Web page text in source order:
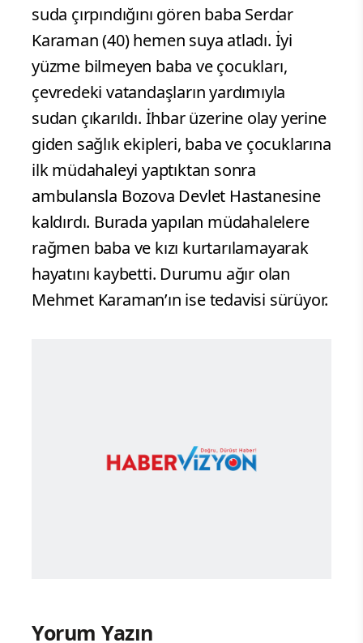
suda çırpındığını gören baba Serdar
Karaman (40) hemen suya atladı. İyi
yüzme bilmeyen baba ve çocukları,
çevredeki vatandaşların yardımıyla
sudan çıkarıldı. İhbar üzerine olay yerine
giden sağlık ekipleri, baba ve çocuklarına
ilk müdahaleyi yaptıktan sonra
ambulansla Bozova Devlet Hastanesine
kaldırdı. Burada yapılan müdahalelere
rağmen baba ve kızı kurtarılamayarak
hayatını kaybetti. Durumu ağır olan
Mehmet Karaman’ın ise tedavisi sürüyor.
Yorum Yazın